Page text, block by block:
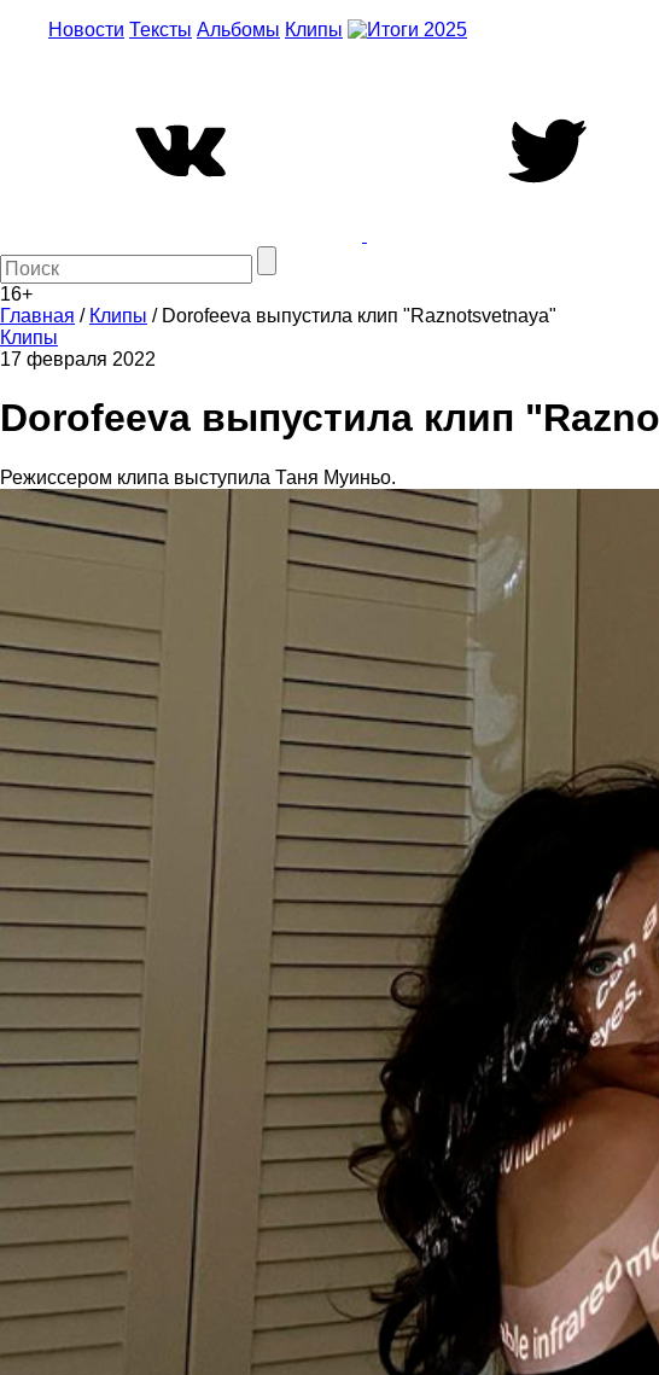
Новости Тексты Альбомы Клипы
16+
Главная / Клипы / Dorofeeva выпустила клип "Raznotsvetnaya"
Клипы
17 февраля 2022
Dorofeeva выпустила клип
Режиссером клипа выступила Таня Муиньо.